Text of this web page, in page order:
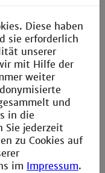
Message
Diese haben
sie erforderlich
unserer
mit Hilfe der
weiter
und
in die
Sie jederzeit
zu Cookies auf
im Impressum.